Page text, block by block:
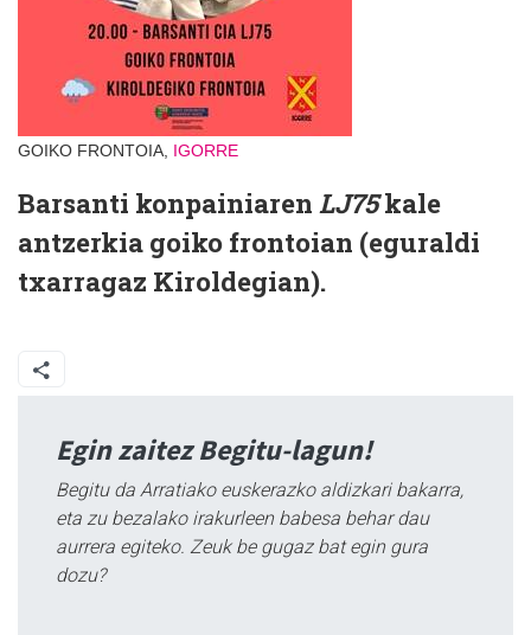
GOIKO FRONTOIA, IGORRE
Barsanti konpainiaren LJ75kale
antzerkia goiko frontoian (eguraldi
txarragaz Kiroldegian).
Egin zaitez Begitu-lagun!
Begitu da Arratiako euskerazko aldizkari bakarra,
eta zu bezalako irakurleen babesa behar dau
aurrera egiteko. Zeuk be gugaz bat egin gura
dozu?